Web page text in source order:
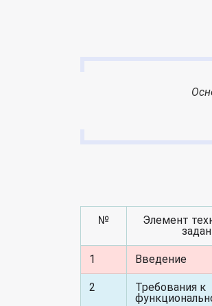
№
Элемент
1 Введение
2
Требования к